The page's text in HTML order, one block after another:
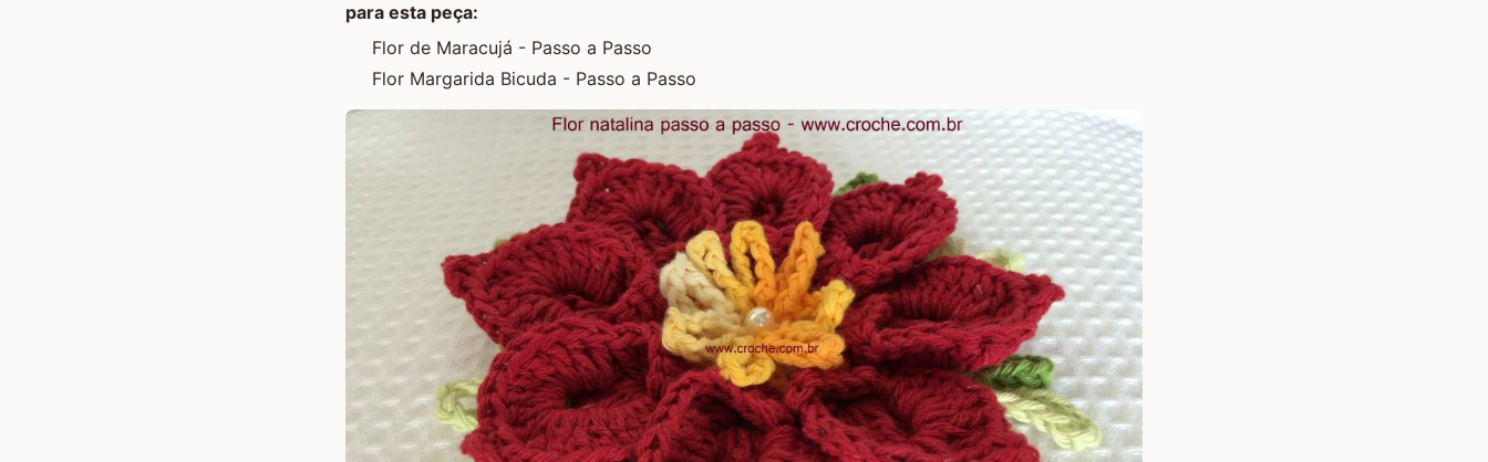
para esta peça:
Flor de Maracujá - Passo a Passo
Flor Margarida Bicuda - Passo a Passo